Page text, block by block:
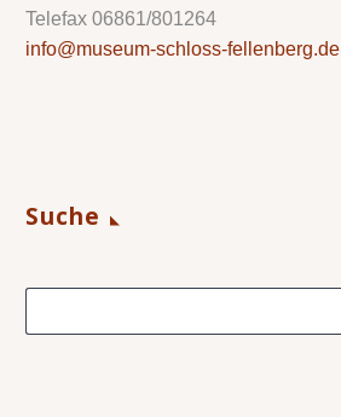
Telefax 06861/801264
info@museum-schloss-fellenberg.de
Suche